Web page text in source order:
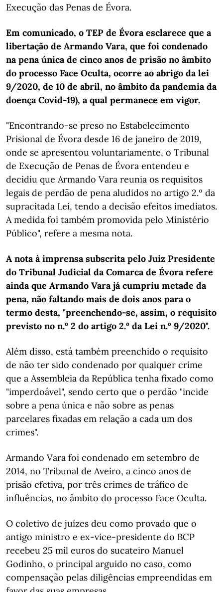
Execução das Penas de Évora.
Em comunicado, o TEP de Évora esclarece que a
libertação de Armando Vara, que foi condenado
na pena única de cinco anos de prisão no âmbito
do processo Face Oculta, ocorre ao abrigo da lei
9/2020, de 10 de abril, no âmbito da pandemia da
doença Covid-19), a qual permanece em vigor.
"Encontrando-se preso no Estabelecimento
Prisional de Évora desde 16 de janeiro de 2019,
onde se apresentou voluntariamente, o Tribunal
de Execução de Penas de Évora entendeu e
decidiu que Armando Vara reunia os requisitos
legais de perdão de pena aludidos no artigo 2.º da
supracitada Lei, tendo a decisão efeitos imediatos.
A medida foi também promovida pelo Ministério
Público", refere a mesma nota.
A nota à imprensa subscrita pelo Juiz Presidente
do Tribunal Judicial da Comarca de Évora refere
ainda que Armando Vara já cumpriu metade da
pena, não faltando mais de dois anos para o
termo desta, "preenchendo-se, assim, o requisito
previsto no n.º 2 do artigo 2.º da Lei n.º 9/2020".
Além disso, está também preenchido o requisito
de não ter sido condenado por qualquer crime
que a Assembleia da República tenha fixado como
"imperdoável", sendo certo que o perdão "incide
sobre a pena única e não sobre as penas
parcelares fixadas em relação a cada um dos
crimes".
Armando Vara foi condenado em setembro de
2014, no Tribunal de Aveiro, a cinco anos de
prisão efetiva, por três crimes de tráfico de
influências, no âmbito do processo Face Oculta.
O coletivo de juízes deu como provado que o
antigo ministro e ex-vice-presidente do BCP
recebeu 25 mil euros do sucateiro Manuel
Godinho, o principal arguido no caso, como
compensação pelas diligências empreendidas em